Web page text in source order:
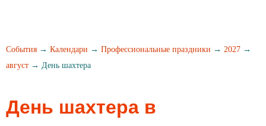
События → Календари → Профессиональные праздники → 2027 →
август → День шахтера
День шахтера в